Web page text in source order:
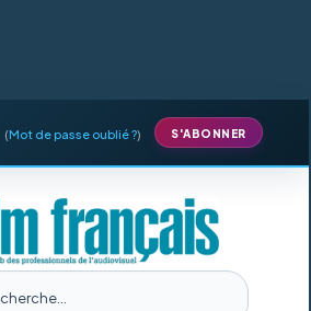
(Mot de passe oublié ?) S'ABONNER